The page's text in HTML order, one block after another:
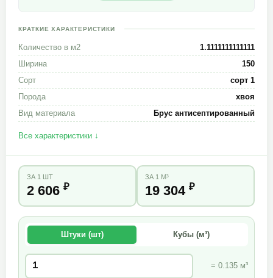
КРАТКИЕ ХАРАКТЕРИСТИКИ
Количество в м2
1.1111111111111
Ширина
150
Сорт
сорт 1
Порода
хвоя
Вид материала
Брус антисептированный
Все характеристики ↓
ЗА 1 ШТ
2 606 ₽
ЗА 1 М³
19 304 ₽
Штуки (шт) Кубы (м³)
= 0.135 м³